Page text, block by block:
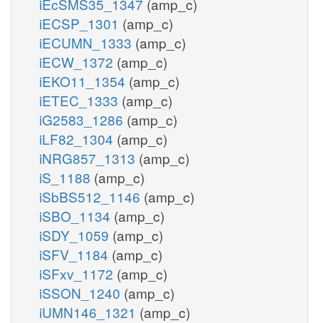
iECSP_1301 (amp_c)
iECUMN_1333 (amp_c)
iECW_1372 (amp_c)
iEKO11_1354 (amp_c)
iETEC_1333 (amp_c)
iG2583_1286 (amp_c)
iLF82_1304 (amp_c)
iNRG857_1313 (amp_c)
iS_1188 (amp_c)
iSbBS512_1146 (amp_c)
iSBO_1134 (amp_c)
iSDY_1059 (amp_c)
iSFV_1184 (amp_c)
iSFxv_1172 (amp_c)
iSSON_1240 (amp_c)
iUMN146_1321 (amp_c)